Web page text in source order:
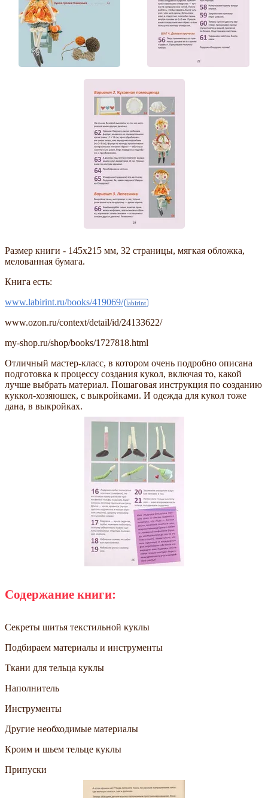
Размер книги - 145х215 мм, 32 страницы, мягкая обложка,
мелованная бумага.
Книга есть:
www.labirint.ru/books/419069/
www.ozon.ru/context/detail/id/24133622/
my-shop.ru/shop/books/1727818.html
Отличный мастер-класс, в котором очень подробно описана
подготовка к процессу создания кукол, включая то, какой
лучше выбрать материал. Пошаговая инструкция по созданию
куккол-хозяюшек, с выкройками. И одежда для кукол тоже
дана, в выкройках.
Содержание книги:
Секреты шитья текстильной куклы
Подбираем материалы и инструменты
Ткани для тельца куклы
Наполнитель
Инструменты
Другие необходимые материалы
Кроим и шьем тельце куклы
Припуски